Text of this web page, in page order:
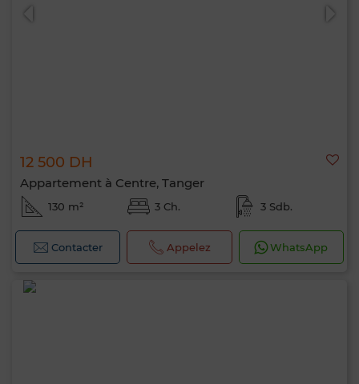
12 500 DH
Appartement à Centre, Tanger
130 m² 3 Ch. 3 Sdb.
Contacter Appelez WhatsApp